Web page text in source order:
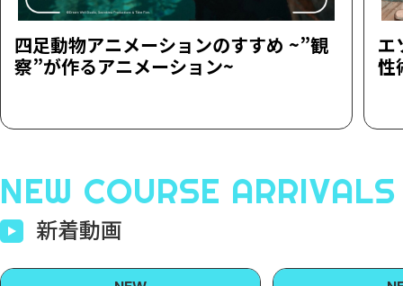
四足動物アニメーションのすすめ ~”観
察”が作るアニメーション~
エ
性
NEW COURSE ARRIVALS
新着動画